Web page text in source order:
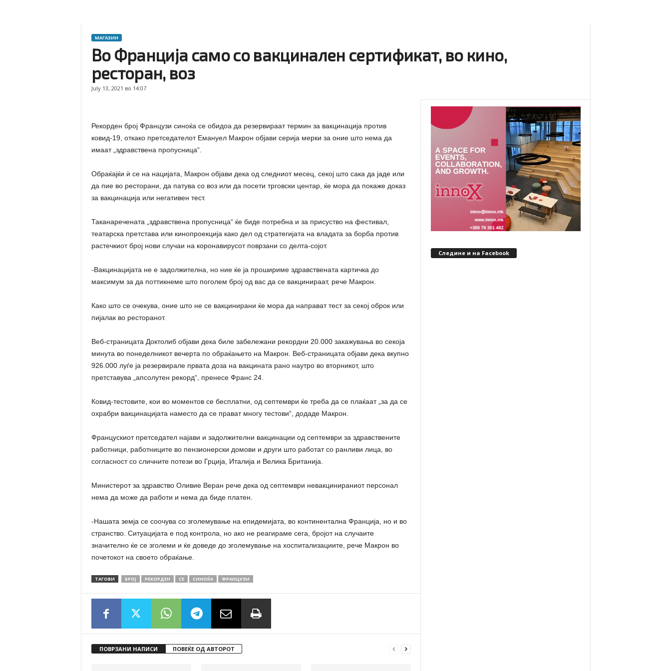
МАГАЗИН
Во Франција само со вакцинален сертификат, во кино,
ресторан, воз
July 13, 2021 во 14:07
Рекорден број Французи синоќа се обидоа да резервираат термин за вакцинација против
ковид-19, откако претседателот Емануел Макрон објави серија мерки за оние што нема да
имаат „здравствена пропусница“.
Обраќајќи ѝ се на нацијата, Макрон објави дека од следниот месец, секој што сака да јаде или
да пие во ресторани, да патува со воз или да посети трговски центар, ќе мора да покаже доказ
за вакцинација или негативен тест.
Таканаречената „здравствена пропусница“ ќе биде потребна и за присуство на фестивал,
театарска претстава или кинопроекција како дел од стратегијата на владата за борба против
растечкиот број нови случаи на коронавирусот поврзани со делта-сојот.
-Вакцинацијата не е задолжителна, но ние ќе ја прошириме здравствената картичка до
максимум за да поттикнеме што поголем број од вас да се вакцинираат, рече Макрон.
Како што се очекува, оние што не се вакцинирани ќе мора да направат тест за секој оброк или
пијалак во ресторанот.
Веб-страницата Доктолиб објави дека биле забележани рекордни 20.000 закажувања во секоја
минута во понеделникот вечерта по обраќањето на Макрон. Веб-страницата објави дека вкупно
926.000 луѓе ја резервирале првата доза на вакцината рано наутро во вторникот, што
претставува „апсолутен рекорд“, пренесе Франс 24.
Ковид-тестовите, кои во моментов се бесплатни, од септември ќе треба да се плаќаат „за да се
охрабри вакцинацијата наместо да се прават многу тестови“, додаде Макрон.
Францускиот претседател најави и задолжителни вакцинации од септември за здравствените
работници, работниците во пензионерски домови и други што работат со ранливи лица, во
согласност со сличните потези во Грција, Италија и Велика Британија.
Министерот за здравство Оливие Веран рече дека од септември невакцинираниот персонал
нема да може да работи и нема да биде платен.
-Нашата земја се соочува со зголемување на епидемијата, во континентална Франција, но и во
странство. Ситуацијата е под контрола, но ако не реагираме сега, бројот на случаите
значително ќе се зголеми и ќе доведе до зголемување на хоспитализациите, рече Макрон во
почетокот на своето обраќање.
ТАГОВИ БРОЈ РЕКОРДЕН СЕ СИНОЌА ФРАНЦУЗИ
ПОВРЗАНИ НАПИСИ ПОВЕЌЕ ОД АВТОРОТ
Следине и на Facebook